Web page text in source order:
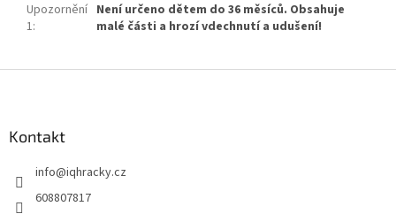
Upozornění
1:
Není určeno dětem do 36 měsíců. Obsahuje
malé části a hrozí vdechnutí a udušení!
Kontakt
info@iqhracky.cz
608807817